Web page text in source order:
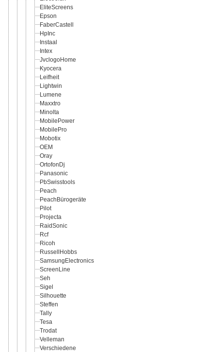
EliteScreens
Epson
FaberCastell
HpInc
Instaal
Intex
JvclogoHome
Kyocera
Leifheit
Lightwin
Lumene
Maxxtro
Minolta
MobilePower
MobilePro
Mobotix
OEM
Oray
OrtofonDj
Panasonic
PbSwisstools
Peach
PeachBürogeräte
Pilot
Projecta
RaidSonic
Rcf
Ricoh
RussellHobbs
SamsungElectronics
ScreenLine
Seh
Sigel
Silhouette
Steffen
Tally
Tesa
Trodat
Velleman
Verschiedene